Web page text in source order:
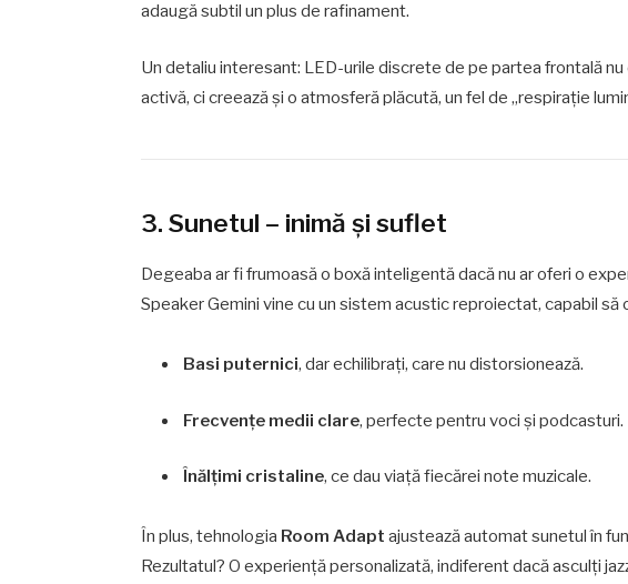
adaugă subtil un plus de rafinament.
Un detaliu interesant: LED-urile discrete de pe partea frontală
activă, ci creează și o atmosferă plăcută, un fel de „respirație
3. Sunetul – inimă și suflet
Degeaba ar fi frumoasă o boxă inteligentă dacă nu ar oferi o
Speaker Gemini vine cu un sistem acustic reproiectat, capabil să
Basi puternici, dar echilibrați, care nu distorsionează.
Frecvențe medii clare, perfecte pentru voci și podcasturi.
Înălțimi cristaline, ce dau viață fiecărei note muzicale.
În plus, tehnologia Room Adapt ajustează automat sunetul în
Rezultatul? O experiență personalizată, indiferent dacă asculți